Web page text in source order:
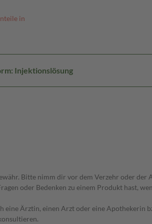
in
Injektionslösung
Bitte nimm dir vor dem Verzehr oder
oder Bedenken zu einem Produkt hast,
Ärztin, einen Arzt oder eine Apothekerin